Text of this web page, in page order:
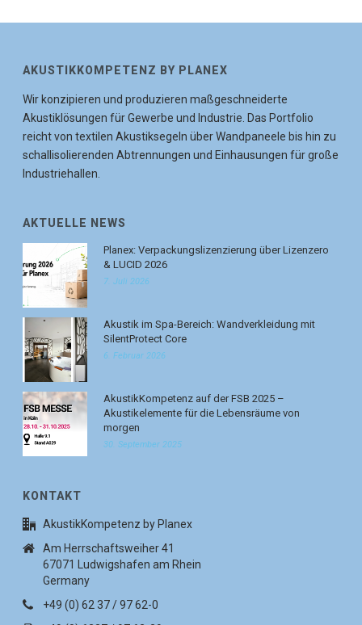
AKUSTIKKOMPETENZ BY PLANEX
Wir konzipieren und produzieren maßgeschneiderte
Akustiklösungen für Gewerbe und Industrie. Das Portfolio
reicht von textilen Akustiksegeln über Wandpaneele bis hin zu
schallisolierenden Abtrennungen und Einhausungen für große
Industriehallen.
AKTUELLE NEWS
Planex: Verpackungslizenzierung über Lizenzero
& LUCID 2026
7. Juli 2026
Akustik im Spa-Bereich: Wandverkleidung mit
SilentProtect Core
6. Februar 2026
AkustikKompetenz auf der FSB 2025 –
Akustikelemente für die Lebensräume von
morgen
30. September 2025
KONTAKT
AkustikKompetenz by Planex
Am Herrschaftsweiher 41
67071 Ludwigshafen am Rhein
Germany
+49 (0) 62 37 / 97 62-0